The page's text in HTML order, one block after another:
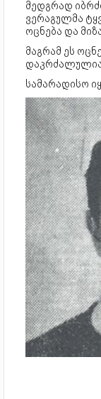
მედგრად
ვერაგულმა
ოცნება და
მაგრამ ეს
დაკრძალულია
სამარადისო